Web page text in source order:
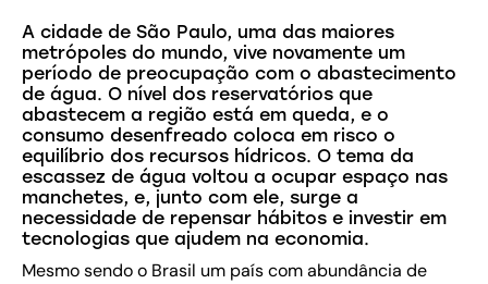
A cidade de São Paulo, uma das maiores
metrópoles do mundo, vive novamente um
período de preocupação com o abastecimento
de água. O nível dos reservatórios que
abastecem a região está em queda, e o
consumo desenfreado coloca em risco o
equilíbrio dos recursos hídricos. O tema da
escassez de água voltou a ocupar espaço nas
manchetes, e, junto com ele, surge a
necessidade de repensar hábitos e investir em
tecnologias que ajudem na economia.
Mesmo sendo o Brasil um país com abundância de